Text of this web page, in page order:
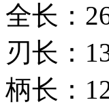
全长：
刃长：
柄长：